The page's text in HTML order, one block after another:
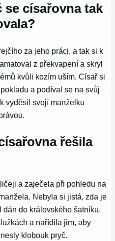
se císařovna tak
za jeho práci, a tak si k
z překvapení a skryl
kvůli kozím uším. Císař si
a podíval se na svůj
vyděsil svojí manželku
řešila
a zaječela při pohledu na
Nebyla si jistá, zda je
do královského šatníku.
a nařídila jim, aby
klobouk pryč.